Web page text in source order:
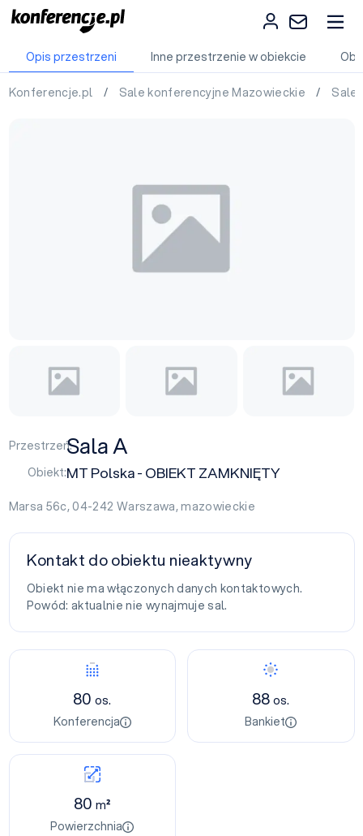
Opis przestrzeni Inne przestrzenie w obiekcie
Konferencje.pl / Sale konferencyjne Mazowieckie / Sale
Przestrzeń:Sala A
Obiekt:MT Polska - OBIEKT ZAMKNIĘTY
Marsa 56c, 04-242 Warszawa,mazowieckie
80os.
Konferencja
88os.
Bankiet
80m²
Powierzchnia
Kontakt do obiektu nieaktywny
Obiekt nie ma włączonych danych kontaktowych.
Powód: aktualnie nie wynajmuje sal.